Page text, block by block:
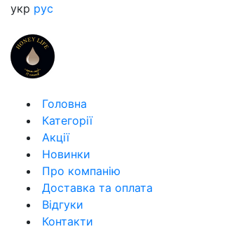
укр рус
Головна
Категорії
Акції
Новинки
Про компанію
Доставка та оплата
Відгуки
Контакти